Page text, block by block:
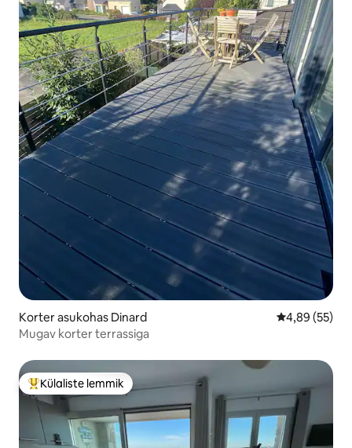
Korter asukohas Dinard Keskmine
4,89 (55)
Mugav korter terrassiga
Külaliste suur lemmik
Külaliste lemmik